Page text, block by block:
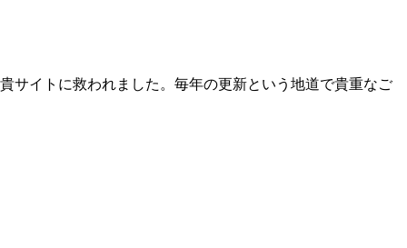
サイトに救われました。毎年の更新という地道で貴重なご